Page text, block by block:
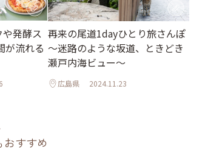
発酵ス
が流れる
再来の尾道1dayひとり旅さんぽ
～迷路のような坂道、ときどき
瀬戸内海ビュー～
広島県 2024.11.23
おすすめ